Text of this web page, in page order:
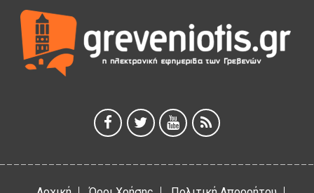
Θερινό Σινεμά στο πλαίσιο του «Πολιτιστικού
Καλοκαιριού 2026» με την βραβευμένη ταινία «Μικρές
Ανάσες».
5 Αυγούστου 2026
5 Αυγούστου 2026